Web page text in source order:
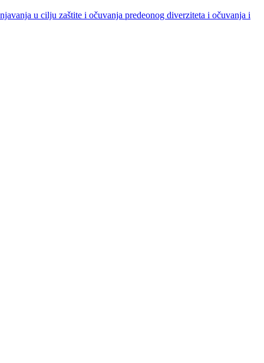
u cilju zaštite i očuvanja predeonog diverziteta i očuvanja i